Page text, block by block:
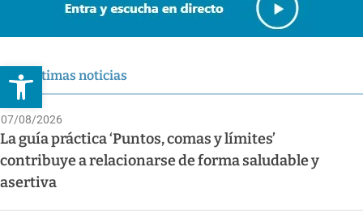
Abrir barra de herramientas
Últimas noticias
07/08/2026
La guía práctica ‘Puntos, comas y límites’
contribuye a relacionarse de forma saludable y
asertiva